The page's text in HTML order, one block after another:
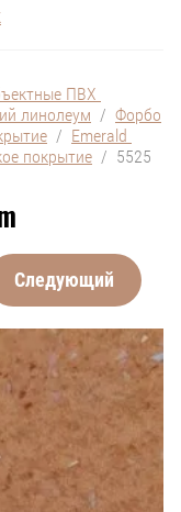
ПВХ
линолеум
  /
Форбо
  /
Emerald
покрытие
  /  5525
Следующий